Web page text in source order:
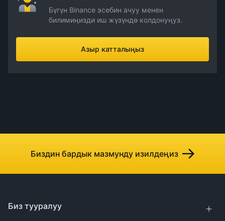
Бүгүн Binance эсебин ачуу менен
билимиңизди иш жүзүндө колдонуңуз.
Азыр катталыңыз
Биздин бардык мазмунду изилдеңиз
Биз тууралуу